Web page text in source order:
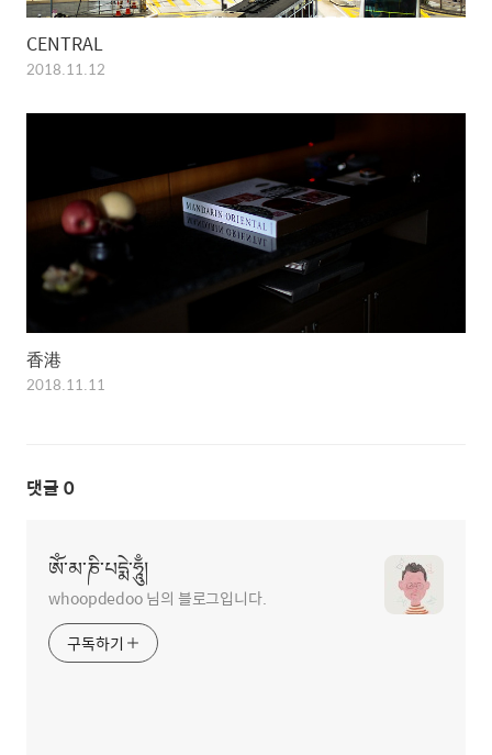
CENTRAL
2018.11.12
香港
2018.11.11
댓글 0
ཨོཾ་མ་ཎི་པདྨེ་ཧཱུྃ།
whoopdedoo 님의 블로그입니다.
구독하기